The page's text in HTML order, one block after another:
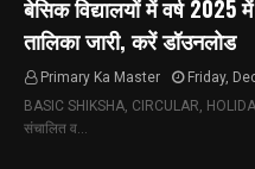
बेसिक विद्यालयों में वर्ष
तालिका जारी, करें डॉउनलोड
Primary Ka Master
Friday,
BASIC SHIKSHA, CIRCULAR,
संचालित व…